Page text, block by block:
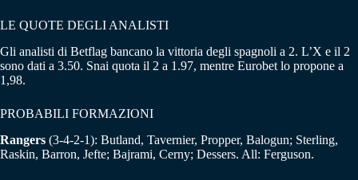
LE QUOTE DEGLI ANALISTI
Gli analisti di Betflag bancano la vittoria degli spagnoli a 2. L’X e il 2
sono dati a 3.50. Snai quota il 2 a 1.97, mentre Eurobet lo propone a
1,98.
PROBABILI FORMAZIONI
Rangers (3-4-2-1): Butland, Tavernier, Propper, Balogun; Sterling,
Raskin, Barron, Jefte; Bajrami, Cerny; Dessers. All: Ferguson.